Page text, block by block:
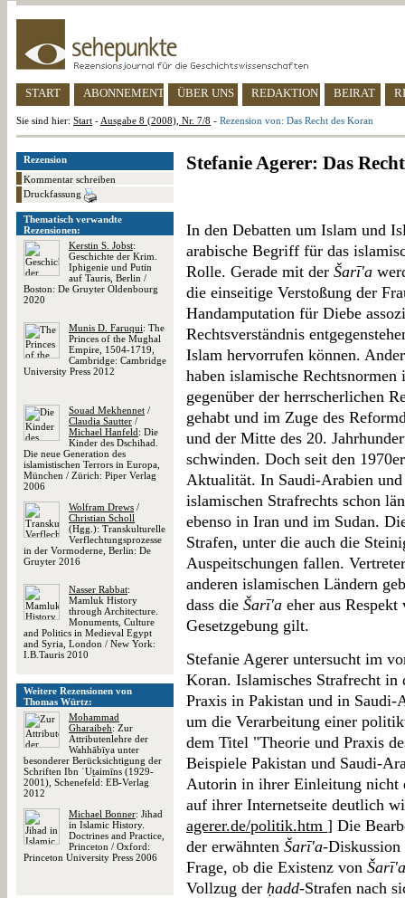
START ABONNEMENT ÜBER UNS REDAKTION BEIRAT
Sie sind hier: Start - Ausgabe 8 (2008), Nr. 7/8 - Rezension von: Das Recht des Koran
Rezension
Kommentar schreiben
Druckfassung
Thematisch verwandte
Rezensionen:
Kerstin S. Jobst:
Geschichte der Krim.
Iphigenie und Putin
auf Tauris, Berlin /
Boston: De Gruyter Oldenbourg
2020
Munis D. Faruqui: The
Princes of the Mughal
Empire, 1504-1719,
Cambridge: Cambridge
University Press 2012
Souad Mekhennet /
Claudia Sautter /
Michael Hanfeld: Die
Kinder des Dschihad.
Die neue Generation des
islamistischen Terrors in Europa,
München / Zürich: Piper Verlag
2006
Wolfram Drews /
Christian Scholl
(Hgg.): Transkulturelle
Verflechtungsprozesse
in der Vormoderne, Berlin: De
Gruyter 2016
Nasser Rabbat:
Mamluk History
through Architecture.
Monuments, Culture
and Politics in Medieval Egypt
and Syria, London / New York:
I.B.Tauris 2010
Weitere Rezensionen von
Thomas Würtz:
Mohammad
Gharaibeh: Zur
Attributenlehre der
Wahhābīya unter
besonderer Berücksichtigung der
Schriften Ibn ʿUṯaimīns (1929-
2001), Schenefeld: EB-Verlag
2012
Michael Bonner: Jihad
in Islamic History.
Doctrines and Practice,
Princeton / Oxford:
Princeton University Press 2006
Stefanie Agerer: Das
In den Debatten um Islam und
arabische Begriff für das
Rolle. Gerade mit der Šarī'a
die einseitige Verstoßung der
Handamputation für Diebe
Rechtsverständnis
Islam hervorrufen können.
haben islamische
gegenüber der herrscherlichen
gehabt und im Zuge des
und der Mitte des 20.
schwinden. Doch seit den
Aktualität. In Saudi-Arabien
islamischen Strafrechts schon
ebenso in Iran und im Sudan.
Strafen, unter die auch die
Auspeitschungen fallen.
anderen islamischen Ländern
dass die Šarī'a eher aus
Gesetzgebung gilt.
Stefanie Agerer untersucht im
Koran. Islamisches Strafrecht
Praxis in Pakistan und in Saudi-
um die Verarbeitung einer
dem Titel "Theorie und Praxis
Beispiele Pakistan und Saudi-
Autorin in ihrer Einleitung nicht
auf ihrer Internetseite deutlich
agerer.de/politik.htm ] Die
der erwähnten Šarī'a-
Frage, ob die Existenz von Šarī'a
Vollzug der ḥadd-Strafen nach